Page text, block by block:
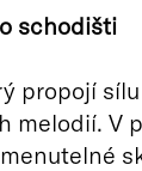
schodišti
propojí
melodií. V